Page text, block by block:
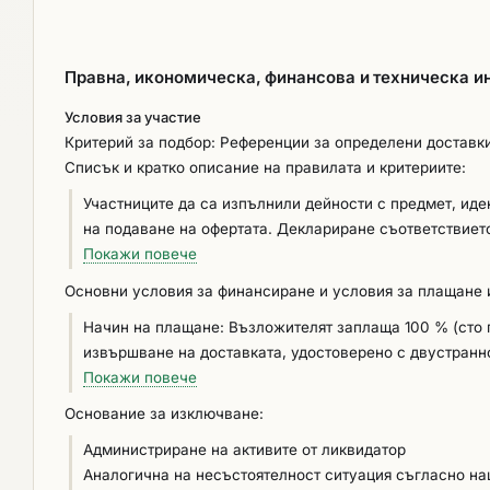
Правна, икономическа, финансова и техническа
Условия за участие
Критерий за подбор: Референции за определени
Списък и кратко описание на правилата и критериите:
Участниците да са изпълнили дейности с предмет,
на подаване на офертата. Деклариране съответствието с изискването по чл. 63, ал. 1, т. 1, буква „б“ от ЗОП от ЗОП се извършва
чрез представяне на информация за изпълнените
чрез описание на извършените дейности, стойност,
ниво: Участниците да имат опит в извършване на
настоящата обществена поръчка, изпълнена през
„доставка, която е идентична или сходна с предмета
приключило и е прието без забележки до датата на
не поставя изискване за обем. Съответствието с
Покажи повече
Основни условия за финансиране и условия за плащане
Начин на плащане: Възложителят заплаща 100 % (сто процента) цената по договора в срок до 30 (тридесет) дни от надлежно
извършване на доставката, удостоверено с
издаване от изпълнителя и представяне на
тази част директно на подизпълнителя в
финансиране и начин на плащане са разписани в
Покажи повече
Основание за изключване:
Администриране на активите от ликвидатор
Аналогична на несъстоятелност ситуация съгласно